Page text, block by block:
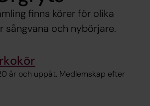
finns körer för olika
sångvana och nybörjare.
år och uppåt. Medlemskap efter